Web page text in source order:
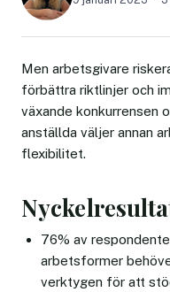
Men arbetsgivare
förbättra riktlinjer och
växande konkurrensen
anställda väljer annan
flexibilitet.
76% av
arbetsformer
verktygen för att